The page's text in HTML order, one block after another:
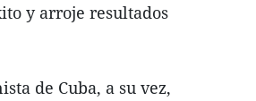
y arroje resultados
de Cuba, a su vez,